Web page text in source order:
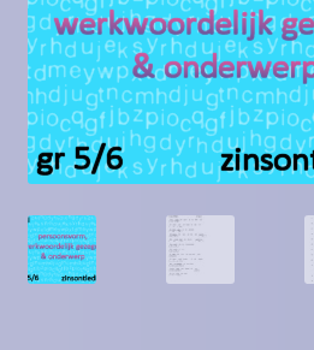
Contact
Homepagina
Mijn account
Privacy Policy
Winkelmand